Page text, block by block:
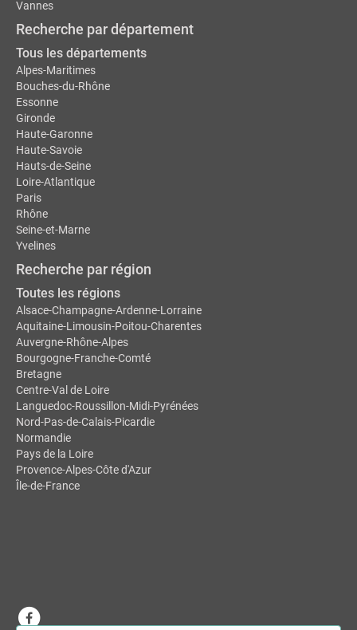
Vannes
Recherche par département
Tous les départements
Alpes-Maritimes
Bouches-du-Rhône
Essonne
Gironde
Haute-Garonne
Haute-Savoie
Hauts-de-Seine
Loire-Atlantique
Paris
Rhône
Seine-et-Marne
Yvelines
Recherche par région
Toutes les régions
Alsace-Champagne-Ardenne-Lorraine
Aquitaine-Limousin-Poitou-Charentes
Auvergne-Rhône-Alpes
Bourgogne-Franche-Comté
Bretagne
Centre-Val de Loire
Languedoc-Roussillon-Midi-Pyrénées
Nord-Pas-de-Calais-Picardie
Normandie
Pays de la Loire
Provence-Alpes-Côte d'Azur
Île-de-France